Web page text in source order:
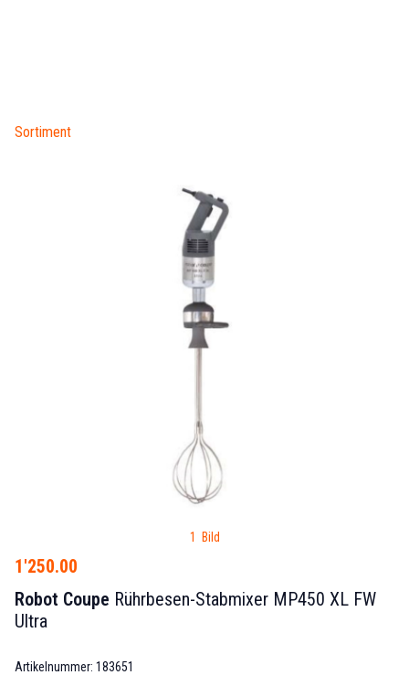
Sortiment
1 Bild
1'250.00
Robot Coupe Rührbesen-Stabmixer MP450 XL FW
Ultra
Artikelnummer: 183651